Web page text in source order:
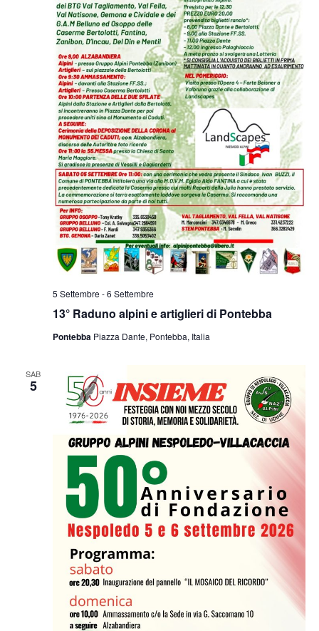
13° Raduno alpini e artiglieri di Pontebba
5 Settembre -6 Settembre
Pontebba Piazza Dante, Pontebba, Italia
SAB
5